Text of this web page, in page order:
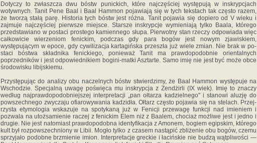
Dotyczy to zwłaszcza dwu bóstw punickich, które najczęściej występują w inskrypcjach
wotywnych. Tanit Pene Baal i Baal Hammon pojawiają się w tych tekstach tak często razem,
że tworzą stałą parę. Historia tych bóstw jest różna. Tanit pojawia się dopiero od V wieku i
zajmuje najczęściej pierwsze miejsce. Starsze inskrypcje wymieniają tylko Baala, którego
przedstawia­no w postaci prostego kamiennego słupa. Pierwotny stan rzeczy odpowiada więc
całkowicie wierzeniom fenickim, podczas gdy para bogów jest nowym zjawiskiem,
występującym w epoce, gdy cywilizacja kartagińska przeszła już wiele zmian. Nie brak w po­
staci bóstwa składnika fenickiego, ponieważ Tanit ma prawdopodobnie orientalnych
poprzedników i jest odpowiednikiem bogini-matki Asztarte. Samo imię nie jest być może obce
środo­wisku libijskiemu.
Przystępując do analizy obu naczelnych bóstw stwierdzimy, że Baal Hammon występuje na
Wschodzie. Specjalną uwagę poświęca mu inskrypcja z Zendżirli (IX wiek). Imię to znaczy
według najprawdopodobniejszej interpretacji „pan ołtarza ka­dzielnego" i stanowi aluzję do
powszechnego zwyczaju ofiaro­wywania kadzidła. Ołtarz często pojawia się na stelach. Przej­
rzysta etymologia wskazuje na spotykaną już w Fenicji przewagę funkcji nad imieniem i
pozwala na utożsamienie raczej z feni­ckim Elem niż z Baalem, chociaż możliwe jest i jedno i
drugie. Nie jest natomiast prawdopodobna identyfikacja z Amonem, bo­giem egipskim, którego
kult był rozpowszechniony w Libii. Mogło tylko z czasem nastąpić zbliżenie obu bogów, czemu
sprzyjało podobne brzmienie imion. Interpretacje greckie i łacińskie nie budzą wątpliwości —